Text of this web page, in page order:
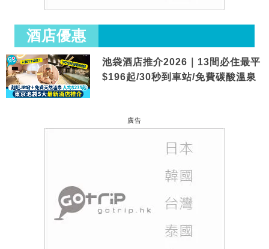
酒店優惠
池袋酒店推介2026｜13間必住最平
$196起/30秒到車站/免費碳酸溫泉
廣告